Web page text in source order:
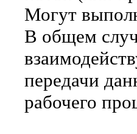
Могут
В общем
передачи
рабочего